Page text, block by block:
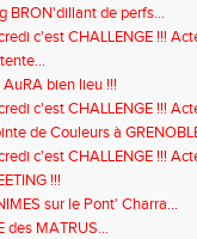
BRON'dillant de perfs...
c'est CHALLENGE !!!
bien lieu !!!
c'est CHALLENGE !!!
de Couleurs à
c'est CHALLENGE !!!
!!!
sur le Pont' Charra...
des MATRUS...